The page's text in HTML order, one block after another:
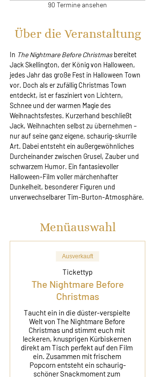
90 Termine ansehen
Über die Veranstaltung
In The Nightmare Before Christmas bereitet
Jack Skellington, der König von Halloween,
jedes Jahr das große Fest in Halloween Town
vor. Doch als er zufällig Christmas Town
entdeckt, ist er fasziniert von Lichtern,
Schnee und der warmen Magie des
Weihnachtsfestes. Kurzerhand beschließt
Jack, Weihnachten selbst zu übernehmen –
nur auf seine ganz eigene, schaurig-skurrile
Art. Dabei entsteht ein außergewöhnliches
Durcheinander zwischen Grusel, Zauber und
schwarzem Humor. Ein fantasievoller
Halloween-Film voller märchenhafter
Dunkelheit, besonderer Figuren und
unverwechselbarer Tim-Burton-Atmosphäre.
Menüauswahl
Ausverkauft
Tickettyp
The Nightmare Before
Christmas
Taucht ein in die düster-verspielte
Welt von The Nightmare Before
Christmas und stimmt euch mit
leckeren, knusprigen Kürbiskernen
direkt am Tisch perfekt auf den Film
ein. Zusammen mit frischem
Popcorn entsteht ein schaurig-
schöner Snackmoment zum